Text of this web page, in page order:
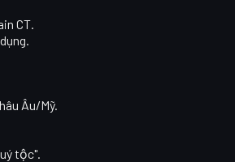
CT.
Âu/Mỹ.
tộc".